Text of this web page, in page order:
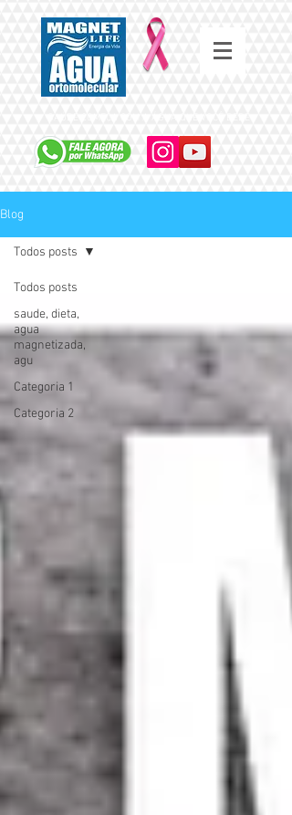
Blog
Todos posts
saude, dieta,
agua
magnetizada,
agu
Categoria 1
Categoria 2
Todos posts